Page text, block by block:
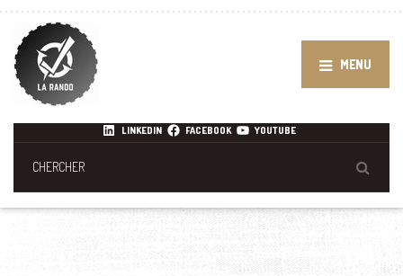
MENU
LINKEDIN FACEBOOK YOUTUBE